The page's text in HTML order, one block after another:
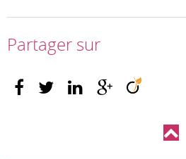
Partager sur